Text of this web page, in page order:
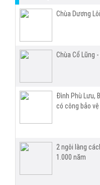
Chùa Dương
Chùa Cổ Lũng
Đình Phù Lưu,
có công bảo
2 ngôi làng
1.000 năm